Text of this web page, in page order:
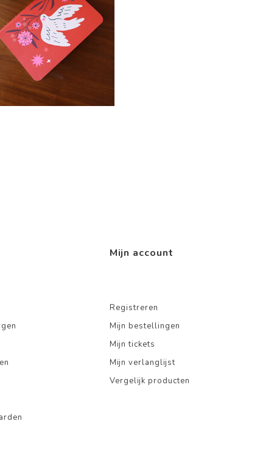
Mijn account
Registreren
Mijn bestellingen
Mijn tickets
Mijn verlanglijst
Vergelijk producten